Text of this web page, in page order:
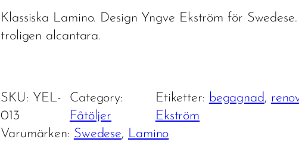
Klassiska Lamino. Design Yngve Ekström för
troligen alcantara.
SKU: YEL-
013
Category:
Fåtöljer
Etiketter: begagnad,
Ekström
Varumärken: Swedese, Lamino